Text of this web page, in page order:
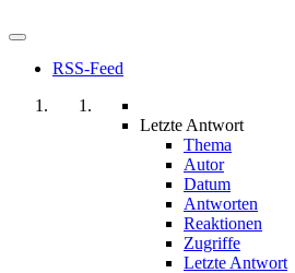
RSS-Feed
Letzte Antwort
Thema
Autor
Datum
Antworten
Reaktionen
Zugriffe
Letzte Antwort